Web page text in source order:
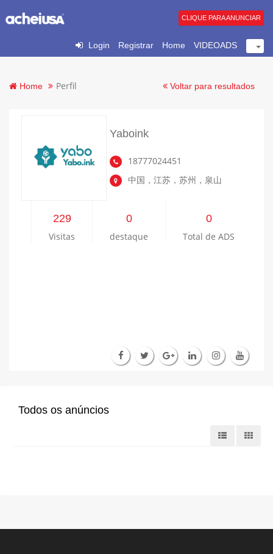
Login Registrar Home VIDEOADS
CLIQUE PARA ANUNCIAR
Home Perfil Voltar para resultados
Yaboink
18777024451
中国，江苏，苏州，泉山
229
Visitas
0
destaque
0
Total de ADS
Todos os anúncios